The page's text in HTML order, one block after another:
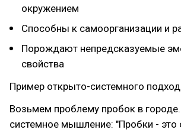
окружением
Способны к самоорганизации и
Порождают непредсказуемые
свойства
Пример открыто-системного
Возьмем проблему пробок в
системное мышление: "Пробки -